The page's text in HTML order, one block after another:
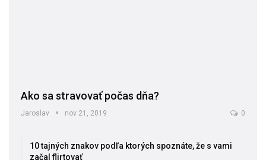
Ako sa stravovať počas dňa?
Jaroslav nov 21, 2019 0
10 tajných znakov podľa ktorých spoznáte, že s vami
začal flirtovať